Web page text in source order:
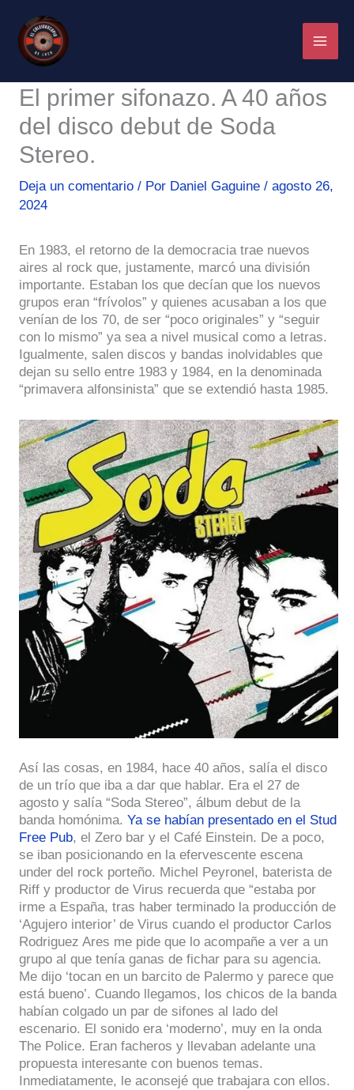
contenido
El primer sifonazo. A 40 años
del disco debut de Soda
Stereo.
Deja un comentario / Por Daniel Gaguine / agosto 26,
2024
En 1983, el retorno de la democracia trae nuevos
aires al rock que, justamente, marcó una división
importante. Estaban los que decían que los nuevos
grupos eran “frívolos” y quienes acusaban a los que
venían de los 70, de ser “poco originales” y “seguir
con lo mismo” ya sea a nivel musical como a letras.
Igualmente, salen discos y bandas inolvidables que
dejan su sello entre 1983 y 1984, en la denominada
“primavera alfonsinista” que se extendió hasta 1985.
Así las cosas, en 1984, hace 40 años, salía el disco
de un trío que iba a dar que hablar. Era el 27 de
agosto y salía “Soda Stereo”, álbum debut de la
banda homónima. Ya se habían presentado en el Stud
Free Pub, el Zero bar y el Café Einstein. De a poco,
se iban posicionando en la efervescente escena
under del rock porteño. Michel Peyronel, baterista de
Riff y productor de Virus recuerda que “estaba por
irme a España, tras haber terminado la producción de
‘Agujero interior’ de Virus cuando el productor Carlos
Rodriguez Ares me pide que lo acompañe a ver a un
grupo al que tenía ganas de fichar para su agencia.
Me dijo ‘tocan en un barcito de Palermo y parece que
está bueno’. Cuando llegamos, los chicos de la banda
habían colgado un par de sifones al lado del
escenario. El sonido era ‘moderno’, muy en la onda
The Police. Eran facheros y llevaban adelante una
propuesta interesante con buenos temas.
Inmediatamente, le aconsejé que trabajara con ellos.